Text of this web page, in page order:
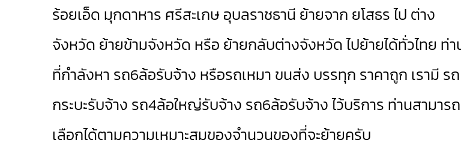
ร้อยเอ็ด มุกดาหาร ศรีสะเกษอุบลราชธานี ย้ายจาก ยโสธร ไป ต่าง
จังหวัด ย้ายข้ามจังหวัด หรือ ย้ายกลับต่างจังหวัด ไปย้ายได้ทั่วไทย ท่า
ที่กำลังหา รถ6ล้อรับจ้าง หรือรถเหมา ขนส่ง บรรทุก ราคาถูก เรามี รถ
กระบะรับจ้าง รถ4ล้อใหญ่รับจ้าง รถ6ล้อรับจ้างไว้บริการ ท่านสามารถ
เลือกได้ตามความเหมาะสมของจำนวนของที่จะย้ายครับ